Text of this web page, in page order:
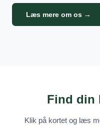
Læs mere om os →
Find din
Klik på kortet og læs